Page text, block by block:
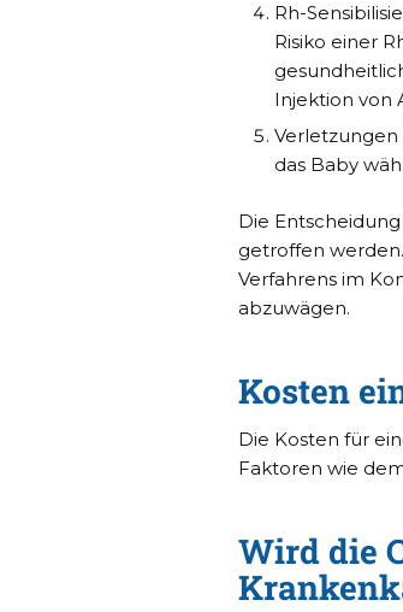
Rh-
Risiko einer
Injektion von
Verletzungen
das Baby
Die
getroffen
Verfahrens im
abzuwägen.
Kosten
Die Kosten für
Faktoren wie
Wird die